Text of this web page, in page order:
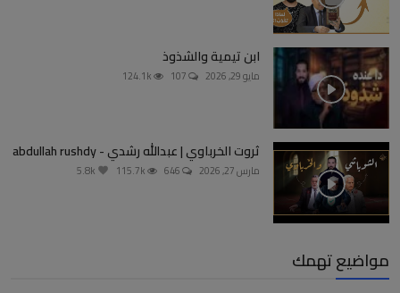
ابن تيمية والشذوذ
مايو 29, 2026
ثروت الخرباوي | عبدالله رشدي - abdullah rushdy
مارس 27, 2026
مواضيع تهمك